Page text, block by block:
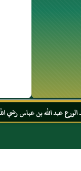
رضي الله عنهما